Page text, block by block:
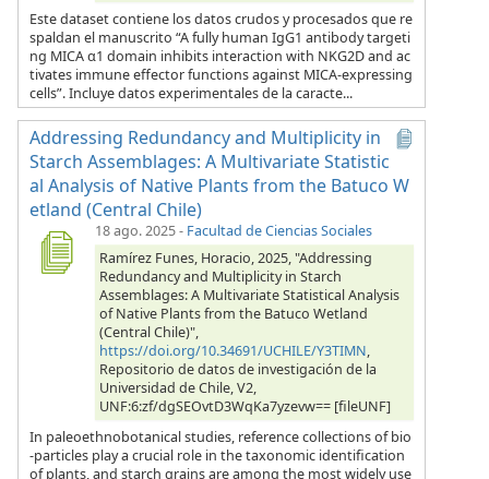
Este dataset contiene los datos crudos y procesados que re
spaldan el manuscrito “A fully human IgG1 antibody targeti
ng MICA α1 domain inhibits interaction with NKG2D and ac
tivates immune effector functions against MICA-expressing
cells”. Incluye datos experimentales de la caracte...
Addressing Redundancy and Multiplicity in
Starch Assemblages: A Multivariate Statistic
al Analysis of Native Plants from the Batuco W
etland (Central Chile)
18 ago. 2025- Facultad de Ciencias Sociales
Ramírez Funes, Horacio, 2025, "Addressing
Redundancy and Multiplicity in Starch
Assemblages: A Multivariate Statistical Analysis
of Native Plants from the Batuco Wetland
(Central Chile)",
https://doi.org/10.34691/UCHILE/Y3TIMN,
Repositorio de datos de investigación de la
Universidad de Chile, V2,
UNF:6:zf/dgSEOvtD3WqKa7yzevw== [fileUNF]
In paleoethnobotanical studies, reference collections of bio
-particles play a crucial role in the taxonomic identification
of plants, and starch grains are among the most widely use